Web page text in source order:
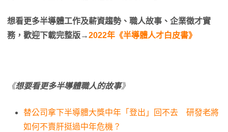
想看更多半導體工作及薪資趨勢、職人故事、企業徵才實
務，歡迎下載完整版→2022年《半導體人才白皮書》
《想要看更多半導體職人的故事》
替公司拿下半導體大獎中年「登出」回不去 研發老將
如何不賣肝挺過中年危機？